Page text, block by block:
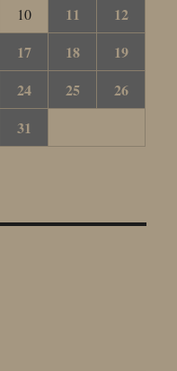
10 11
12
17 18
19
24 25 26
31